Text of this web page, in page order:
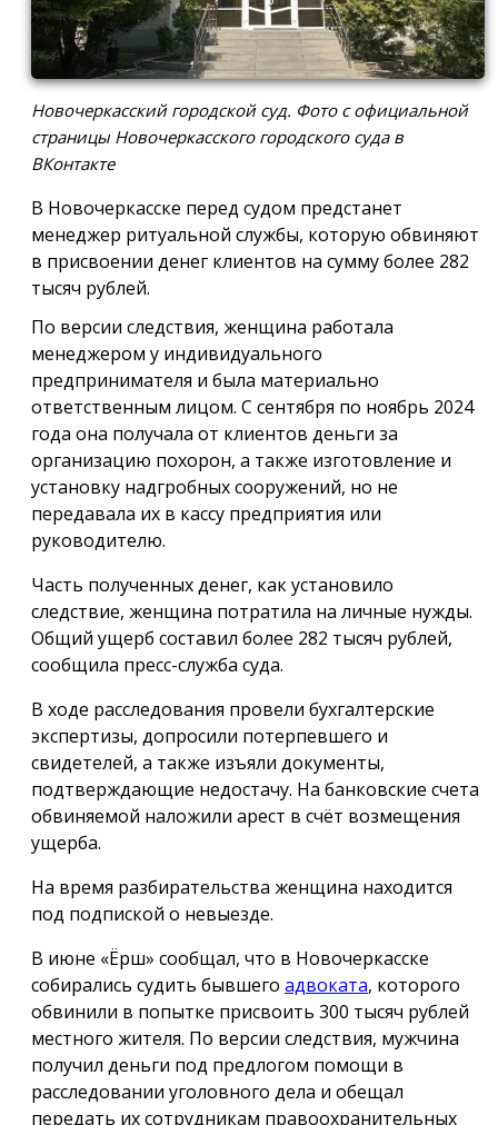
Новочеркасский городской суд. Фото с официальной
страницы Новочеркасского городского суда в
ВКонтакте
В Новочеркасске перед судом предстанет
менеджер ритуальной службы, которую обвиняют
в присвоении денег клиентов на сумму более 282
тысяч рублей.
По версии следствия, женщина работала
менеджером у индивидуального
предпринимателя и была материально
ответственным лицом. С сентября по ноябрь 2024
года она получала от клиентов деньги за
организацию похорон, а также изготовление и
установку надгробных сооружений, но не
передавала их в кассу предприятия или
руководителю.
Часть полученных денег, как установило
следствие, женщина потратила на личные нужды.
Общий ущерб составил более 282 тысяч рублей,
сообщила пресс-служба суда.
В ходе расследования провели бухгалтерские
экспертизы, допросили потерпевшего и
свидетелей, а также изъяли документы,
подтверждающие недостачу. На банковские счета
обвиняемой наложили арест в счёт возмещения
ущерба.
На время разбирательства женщина находится
под подпиской о невыезде.
В июне «Ёрш» сообщал, что в Новочеркасске
собирались судить бывшего адвоката, которого
обвинили в попытке присвоить 300 тысяч рублей
местного жителя. По версии следствия, мужчина
получил деньги под предлогом помощи в
расследовании уголовного дела и обещал
передать их сотрудникам правоохранительных